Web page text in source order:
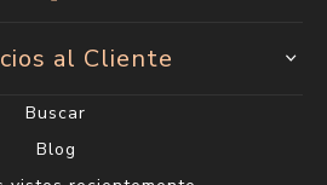
al Cliente
Buscar
Blog